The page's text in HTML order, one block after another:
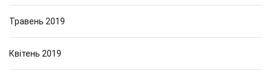
Травень 2019
Квітень 2019